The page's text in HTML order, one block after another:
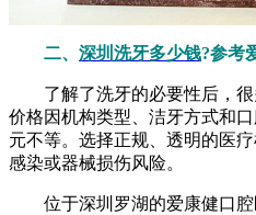
二、 深圳洗牙多少钱?参考
了解了洗牙的必要性后，很
价格因机构类型、洁牙方式和
元不等。选择正规、透明的医
感染或器械损伤风险。
位于深圳罗湖的爱康健口腔